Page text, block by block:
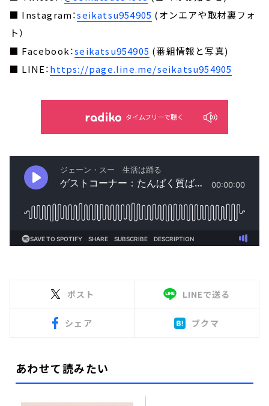
■ Instagram：seikatsu954905 (オンエアや取材裏フォ
ト）
■ Facebook：seikatsu954905 (番組情報と写真)
■ LINE：https://page.line.me/seikatsu954905
タイムフリーで聴く
ポスト LINEで送る
シェア ブクマ
あわせて読みたい